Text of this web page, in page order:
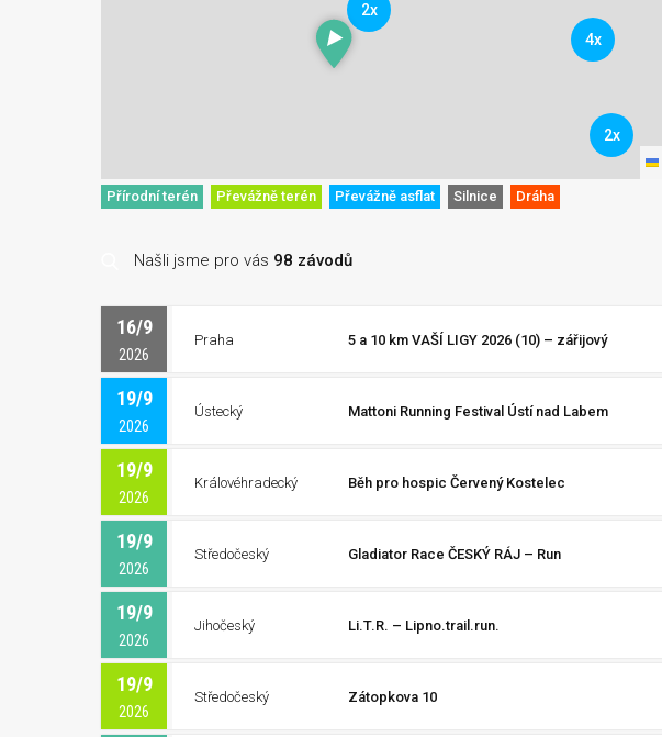
2x
4x
2x
Přírodní terén Převážně terén Převážně asflat Silnice Dráha
Našli jsme pro vás 98 závodů
16/9
2026
Praha 5 a 10 km VAŠÍ LIGY 2026 (10) – zářijový
19/9
2026
Ústecký Mattoni Running Festival Ústí nad Labem
19/9
2026
Královéhradecký Běh pro hospic Červený Kostelec
19/9
2026
Středočeský Gladiator Race ČESKÝ RÁJ – Run
19/9
2026
Jihočeský Li.T.R. – Lipno.trail.run.
19/9
2026
Středočeský Zátopkova 10